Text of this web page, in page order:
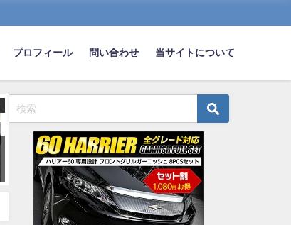
プロフィール 問い合わせ 当サイトについて
ワイ、ガチのマジで車中泊中ｗ
ｗｗｗｗｗｗｗ
2023-06-10
老人「車の免許はMTが至高
はゴミ！無免許は論外」若
「いや車の免許なんか要ら
です」
2022-10-30